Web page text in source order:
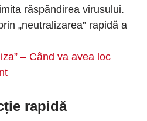
răspândirea virusului.
„neutralizarea” rapidă a
– Când va avea loc
rapidă